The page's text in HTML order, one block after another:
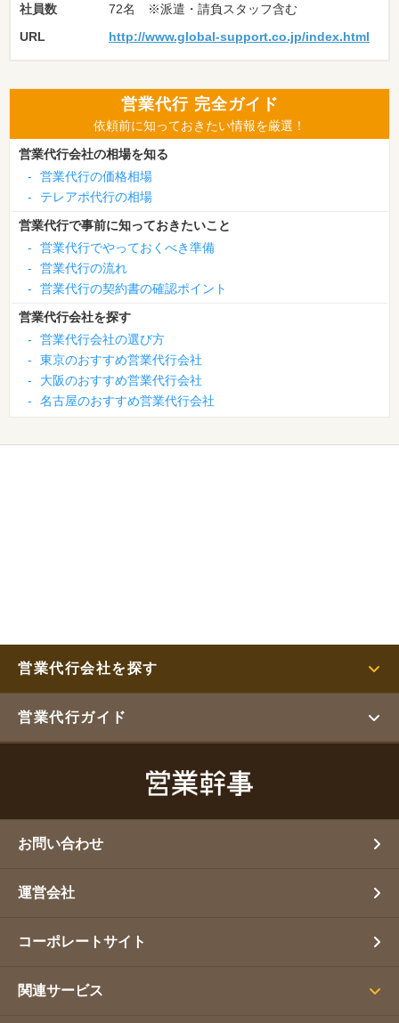
社員数
72名 ※派遣・請負スタッフ含む
URL
http://www.global-support.co.jp/index.html
営業代行 完全ガイド
依頼前に知っておきたい情報を厳選！
営業代行会社の相場を知る
-
営業代行の価格相場
-
テレアポ代行の相場
営業代行で事前に知っておきたいこと
-
営業代行でやっておくべき準備
-
営業代行の流れ
-
営業代行の契約書の確認ポイント
営業代行会社を探す
-
営業代行会社の選び方
-
東京のおすすめ営業代行会社
-
大阪のおすすめ営業代行会社
-
名古屋のおすすめ営業代行会社
営業代行会社を探す
営業代行ガイド
お問い合わせ
運営会社
コーポレートサイト
関連サービス